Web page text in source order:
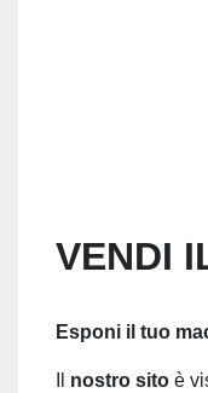
VENDI
Esponi il tuo
nostro sito è